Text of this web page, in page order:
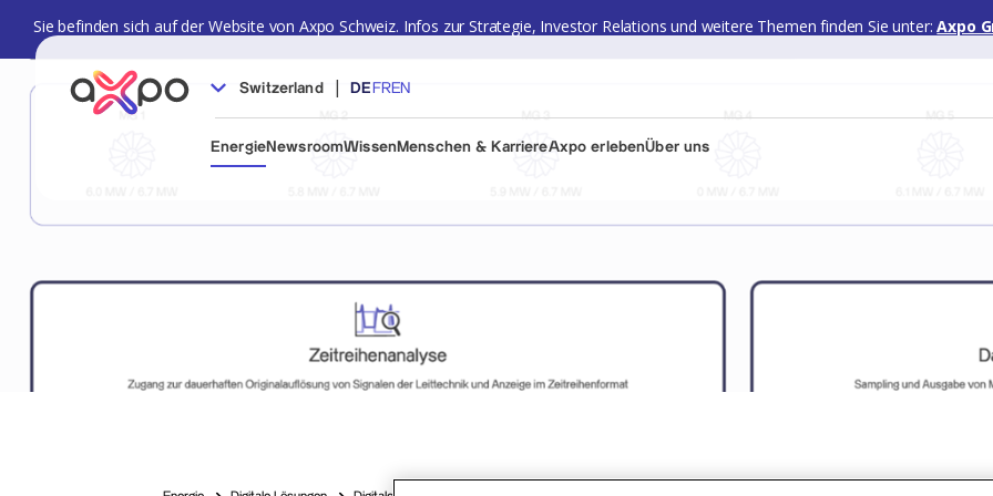
Sie befinden sich auf der Website von Axpo Schweiz. Infos zur Strategie, Investor Relations und weitere Themen finden Sie unter: Axpo
Switzerland | DE FREN
EnergieNewsroomWissenMenschen & KarriereAxpo erlebenÜber uns